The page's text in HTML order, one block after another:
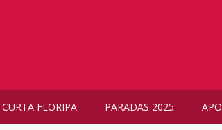
CURTA FLORIPA PARADAS 2025